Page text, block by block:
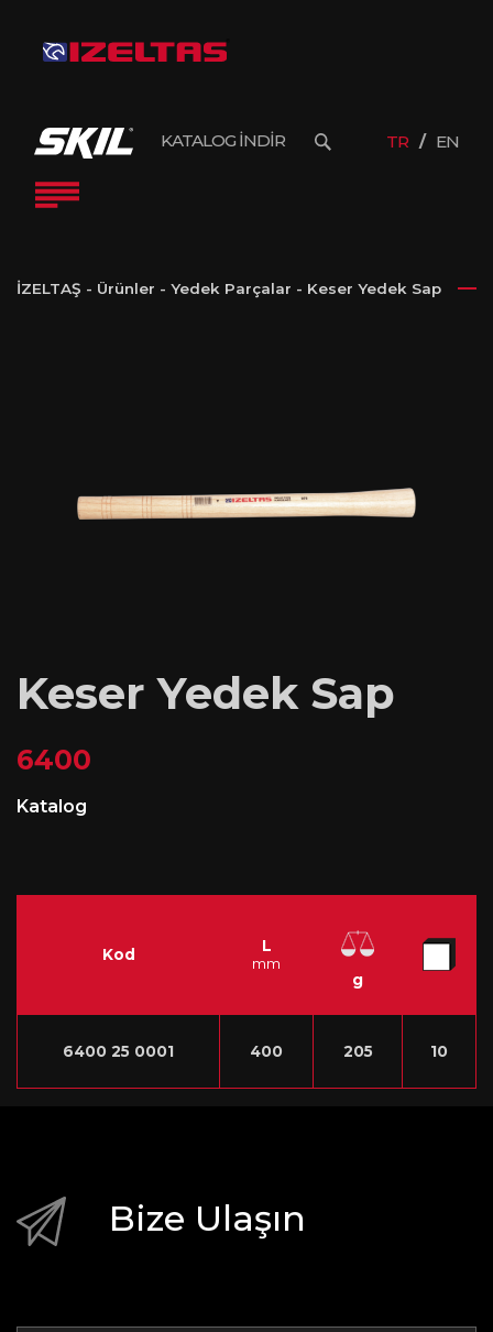
KATALOG İNDİR TR EN
İZELTAŞ - Ürünler - Yedek Parçalar - Keser Yedek Sap
Keser Yedek Sap
6400
Katalog
Kod
L
mm
g
6400 25 0001 400 205 10
Bize Ulaşın